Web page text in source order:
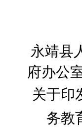
永靖县
府办公
关于印
务教